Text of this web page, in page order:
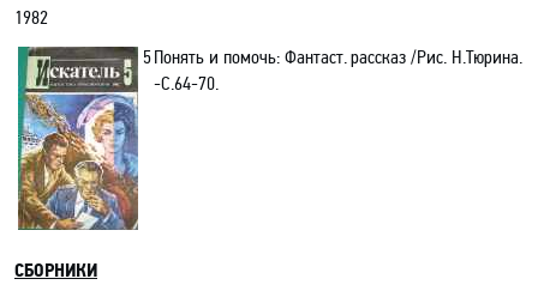
1982
5Понять и помочь: Фантаст. рассказ /Рис. Н.Тюрина.
-С.64-70.
СБОРНИКИ